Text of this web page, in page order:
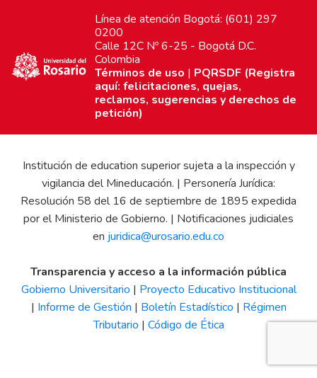
Línea de atención Bogotá: (601) 297
0200
Calle 12C Nº 6-25 - Bogotá D.C.
Colombia
Términos de uso | PQRSDF (Registra
aquí: felicitaciones, quejas,
reclamos, sugerencias y derechos de
petición)
Institución de education superior sujeta a la inspección y
vigilancia del Mineducación. | Personería Jurídica:
Resolución 58 del 16 de septiembre de 1895 expedida
por el Ministerio de Gobierno. | Notificaciones judiciales
en juridica@urosario.edu.co
Transparencia y acceso a la información pública
Gobierno Universitario | Proyecto Educativo Institucional
| Informe de Gestión | Boletín Estadístico | Régimen
Tributario | Código de Ética